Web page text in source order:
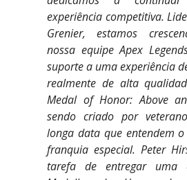
experiência competitiva.
Grenier, estamos
nossa equipe Apex
suporte a uma experiência
realmente de alta
Medal of Honor: Above
sendo criado por
longa data que entendem
franquia especial. Peter
tarefa de entregar uma